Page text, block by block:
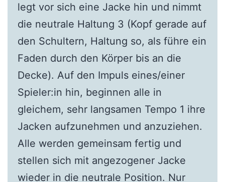
legt vor sich eine Jacke hin und nimmt
die neutrale Haltung 3 (Kopf gerade auf
den Schultern, Haltung so, als führe ein
Faden durch den Körper bis an die
Decke). Auf den Impuls eines/einer
Spieler:in hin, beginnen alle in
gleichem, sehr langsamen Tempo 1 ihre
Jacken aufzunehmen und anzuziehen.
Alle werden gemeinsam fertig und
stellen sich mit angezogener Jacke
wieder in die neutrale Position. Nur